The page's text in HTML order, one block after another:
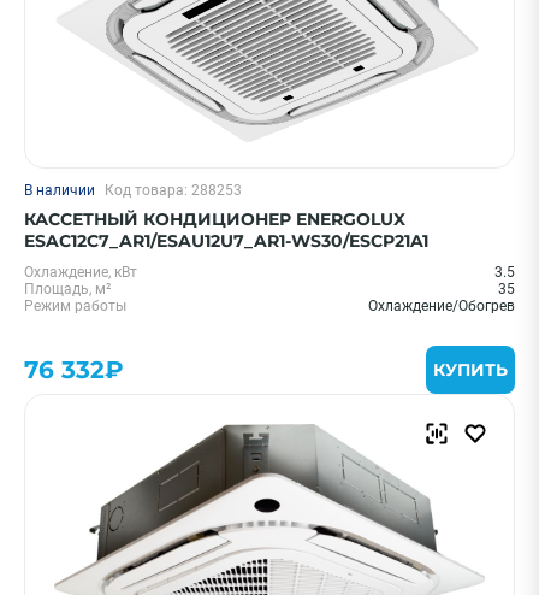
В наличии Код товара: 288253
КАССЕТНЫЙ КОНДИЦИОНЕР ENERGOLUX
ESAC12C7_AR1/ESAU12U7_AR1-WS30/ESCP21A1
Охлаждение, кВт
3.5
Площадь, м²
35
Режим работы
Охлаждение/Обогрев
76 332₽ КУПИТЬ